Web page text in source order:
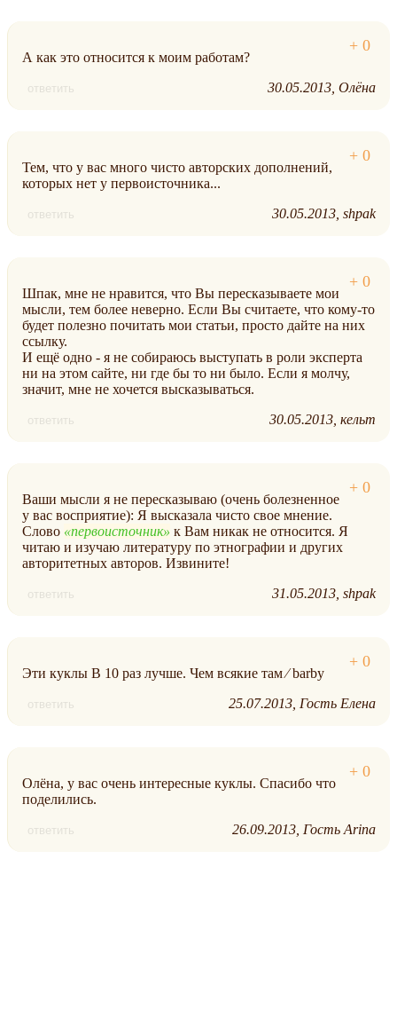
А как это относится к моим работам?
ответить 30.05.2013 Олёна
Тем, что у вас много чисто авторских дополнений,
которых нет у первоисточника...
ответить 30.05.2013 shpak
Шпак, мне не нравится, что Вы пересказываете мои
мысли, тем более неверно. Если Вы считаете, что кому-то
будет полезно почитать мои статьи, просто дайте на них
ссылку.
И ещё одно - я не собираюсь выступать в роли эксперта
ни на этом сайте, ни где бы то ни было. Если я молчу,
значит, мне не хочется высказываться.
ответить 30.05.2013 кельт
Ваши мысли я не пересказываю (очень болезненное
у вас восприятие): Я высказала чисто свое мнение.
Слово
первоисточник
к Вам никак не относится. Я
читаю и изучаю литературу по этнографии и других
авторитетных авторов. Извините!
ответить 31.05.2013 shpak
Эти куклы В 10 раз лучше. Чем всякие там ⁄ barby
ответить 25.07.2013 Гость Елена
Олёна, у вас очень интересные куклы. Спасибо что
поделились.
ответить 26.09.2013 Гость Arina